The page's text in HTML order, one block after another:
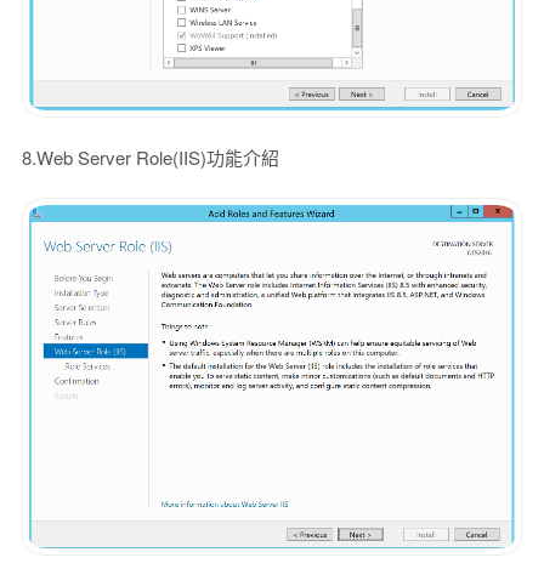
8.Web Server Role(IIS)功能介紹